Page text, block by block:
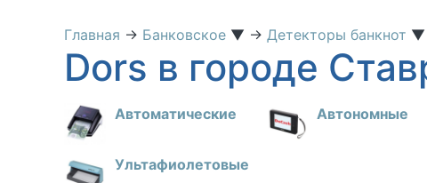
Главная → Банковское ▼ → Детекторы банкнот ▼
Dors в городе
Автоматические Автономные
Ультафиолетовые